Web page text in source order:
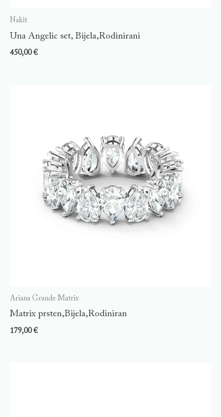
Nakit
Una Angelic set, Bijela,Rodinirani
450,00€
Ariana Grande Matrix
Matrix prsten,Bijela,Rodiniran
179,00€